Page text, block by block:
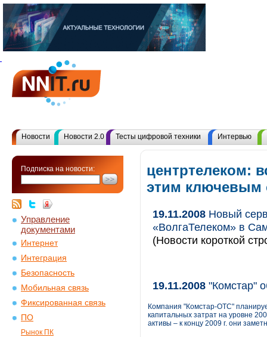
Новости Новости 2.0 Тесты цифровой техники Интервью
Подписка на новости:
Управление
документами
Интернет
Интеграция
Безопасность
Мобильная связь
Фиксированная связь
ПО
Рынок ПК
центртелеком:
этим ключевым
19.11.2008 Новый
«ВолгаТелеком» в
(Новости короткой
19.11.2008 "Комстар"
Компания "Комстар-ОТС"
капитальных затрат на уровне
активы – к концу 2009 г. они